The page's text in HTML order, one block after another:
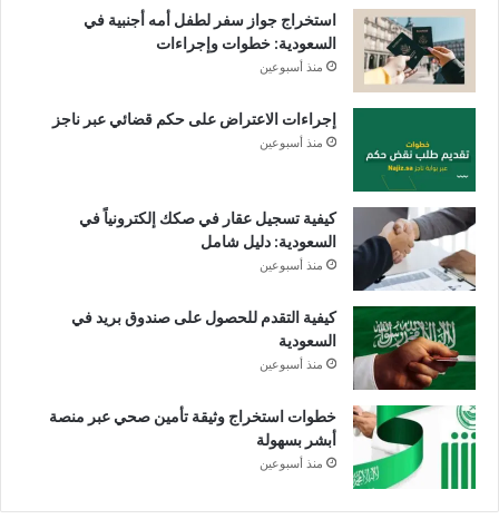
استخراج جواز سفر لطفل أمه أجنبية في
السعودية: خطوات وإجراءات
منذ أسبوعين
إجراءات الاعتراض على حكم قضائي عبر ناجز
منذ أسبوعين
كيفية تسجيل عقار في صكك إلكترونياً في
السعودية: دليل شامل
منذ أسبوعين
كيفية التقدم للحصول على صندوق بريد في
السعودية
منذ أسبوعين
خطوات استخراج وثيقة تأمين صحي عبر منصة
أبشر بسهولة
منذ أسبوعين